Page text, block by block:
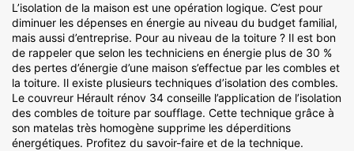
L’isolation de la maison est une opération logique. C’est pour
diminuer les dépenses en énergie au niveau du budget familial,
mais aussi d’entreprise. Pour au niveau de la toiture ? Il est bon
de rappeler que selon les techniciens en énergie plus de 30 %
des pertes d’énergie d’une maison s’effectue par les combles et
la toiture. Il existe plusieurs techniques d’isolation des combles.
Le couvreur Hérault rénov 34 conseille l’application de l’isolation
des combles de toiture par soufflage. Cette technique grâce à
son matelas très homogène supprime les déperditions
énergétiques. Profitez du savoir-faire et de la technique.